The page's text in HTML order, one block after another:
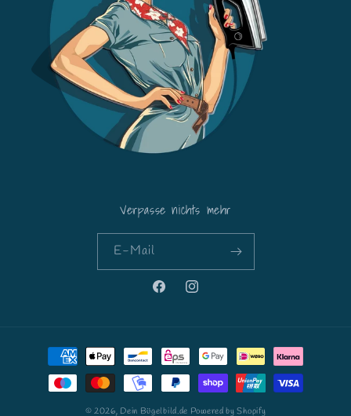
Verpasse nichts mehr
E-Mail
FacebookInstagram
Zahlungsmethoden
© 2026, Dein Bügelbild.de Powered by Shopify